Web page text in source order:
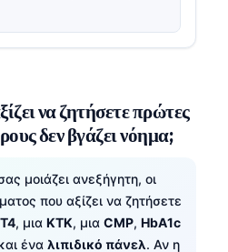
να ζητήσετε πρώτες
δεν βγάζει νόημα;
μοιάζει ανεξήγητη, οι
που αξίζει να ζητήσετε
, μια ΚΤΚ, μια CMP, HbA1c
ένα λιπιδικό πάνελ. Αν η